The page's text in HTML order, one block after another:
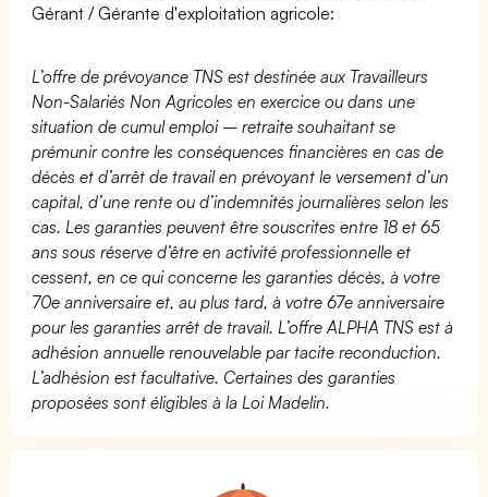
Gérant / Gérante d'exploitation agricole:
L’offre de prévoyance TNS est destinée aux Travailleurs
Non-Salariés Non Agricoles en exercice ou dans une
situation de cumul emploi – retraite souhaitant se
prémunir contre les conséquences financières en cas de
décès et d’arrêt de travail en prévoyant le versement d’un
capital, d’une rente ou d’indemnités journalières selon les
cas. Les garanties peuvent être souscrites entre 18 et 65
ans sous réserve d’être en activité professionnelle et
cessent, en ce qui concerne les garanties décès, à votre
70e anniversaire et, au plus tard, à votre 67e anniversaire
pour les garanties arrêt de travail. L’offre ALPHA TNS est à
adhésion annuelle renouvelable par tacite reconduction.
L’adhésion est facultative. Certaines des garanties
proposées sont éligibles à la Loi Madelin.